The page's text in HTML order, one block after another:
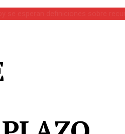
esperan definiciones sobre recursos